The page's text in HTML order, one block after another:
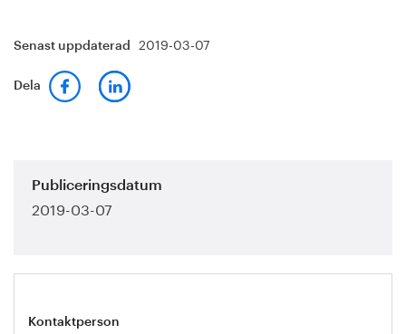
Senast uppdaterad 2019-03-07
Dela
Publiceringsdatum
2019-03-07
Kontaktperson